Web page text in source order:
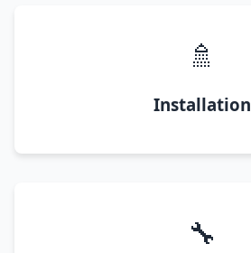
🚿
Installation
🔧